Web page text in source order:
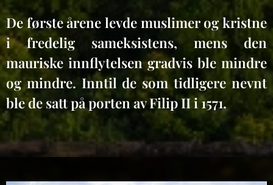
De første årene levde muslimer og kristne
i fredelig sameksistens, mens den
mauriske innflytelsen gradvis ble mindre
og mindre. Inntil de som tidligere nevnt
ble de satt på porten av Filip II i 1571.